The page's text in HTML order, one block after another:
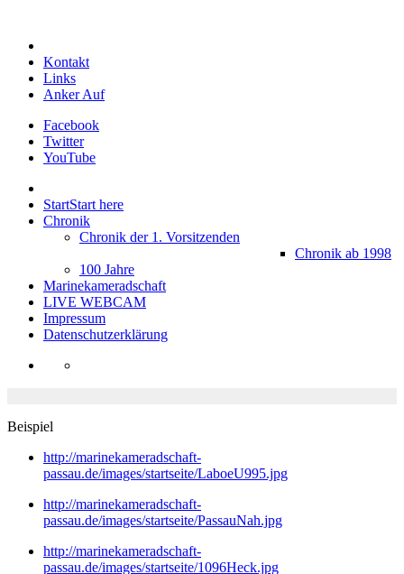
Kontakt
Links
Anker Auf
Facebook
Twitter
YouTube
StartStart here
Chronik
Chronik der 1. Vorsitzenden
Chronik ab 1998
100 Jahre
Marinekameradschaft
LIVE WEBCAM
Impressum
Datenschutzerklärung
Beispiel
http://marinekameradschaft-
passau.de/images/startseite/LaboeU995.jpg
http://marinekameradschaft-
passau.de/images/startseite/PassauNah.jpg
http://marinekameradschaft-
passau.de/images/startseite/1096Heck.jpg